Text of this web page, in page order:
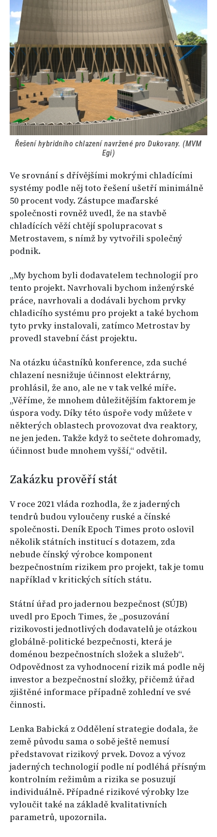
Řešení hybridního chlazení navržené pro Dukovany. (MVM
Egi)
Ve srovnání s dřívějšími mokrými chladícími
systémy podle něj toto řešení ušetří minimálně
50 procent vody. Zástupce maďarské
společnosti rovněž uvedl, že na stavbě
chladících věží chtějí spolupracovat s
Metrostavem, s nímž by vytvořili společný
podnik.
„My bychom byli dodavatelem technologií pro
tento projekt. Navrhovali bychom inženýrské
práce, navrhovali a dodávali bychom prvky
chladicího systému pro projekt a také bychom
tyto prvky instalovali, zatímco Metrostav by
provedl stavební část projektu.
Na otázku účastníků konference, zda suché
chlazení nesnižuje účinnost elektrárny,
prohlásil, že ano, ale ne v tak velké míře.
„Věříme, že mnohem důležitějším faktorem je
úspora vody. Díky této úspoře vody můžete v
některých oblastech provozovat dva reaktory,
ne jen jeden. Takže když to sečtete dohromady,
účinnost bude mnohem vyšší,“ odvětil.
Zakázku prověří stát
V roce 2021 vláda rozhodla, že z jaderných
tendrů budou vyloučeny ruské a čínské
společnosti. Deník Epoch Times proto oslovil
několik státních institucí s dotazem, zda
nebude čínský výrobce komponent
bezpečnostním rizikem pro projekt, tak je tomu
například v kritických sítích státu.
Státní úřad pro jadernou bezpečnost (SÚJB)
uvedl pro Epoch Times, že „posuzování
rizikovosti jednotlivých dodavatelů je otázkou
globálně-politické bezpečnosti, která je
doménou bezpečnostních složek a služeb“.
Odpovědnost za vyhodnocení rizik má podle něj
investor a bezpečnostní složky, přičemž úřad
zjištěné informace případně zohlední ve své
činnosti.
Lenka Babická z Oddělení strategie dodala, že
země původu sama o sobě ještě nemusí
představovat rizikový prvek. Dovoz a vývoz
jaderných technologií podle ní podléhá přísným
kontrolním režimům a rizika se posuzují
individuálně. Případné rizikové výrobky lze
vyloučit také na základě kvalitativních
parametrů, upozornila.